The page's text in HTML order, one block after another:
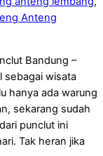
Anteng
Bandung –
sebagai wisata
hanya ada warung
sekarang sudah
punclut ini
Tak heran jika